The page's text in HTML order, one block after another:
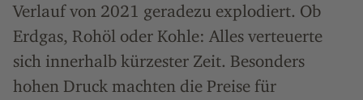
Verlauf von 2021 geradezu explodiert. Ob
Erdgas, Rohöl oder Kohle: Alles verteuerte
sich innerhalb kürzester Zeit. Besonders
hohen Druck machten die Preise für